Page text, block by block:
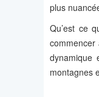
plus
Qu’est ce
commencer
dynamique
montagnes